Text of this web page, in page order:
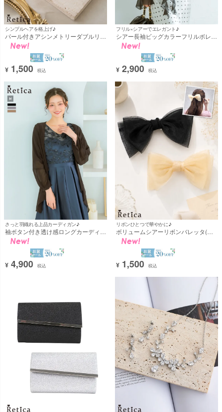
シンプルヘアを格上げ♪
パール付きアシンメトリーダブルリボ
ンバレッタ(ブラック) [Retica/レティ
カ]
¥ 1,500 税込
フリル×シアーでエレガント♪
シアー長袖ビッグカラーフリルボレロ
結婚式 二次会(Mサイズ) [Retica/レテ
ィカ]
¥ 2,900 税込
さっと羽織れる上品カーディガン♪
袖ボタン付き透け感ロングカーディガ
ン 結婚式 二次会 体型カバー(Mサイ
ズ) [Retica/レティカ]
¥ 4,900 税込
リボンひとつで華やかに♪
ボリュームシアーリボンバレッタ(ベ
ージュ/ブラック) [Retica/レティカ]
¥ 1,500 税込